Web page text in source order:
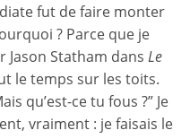
fut de faire monter
? Parce que je
Jason Statham dans Le
le temps sur les toits.
qu’est-ce tu fous ?” Je
vraiment : je faisais le